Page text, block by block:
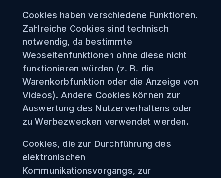
Cookies haben verschiedene Funktionen.
Zahlreiche Cookies sind technisch
notwendig, da bestimmte
Webseitenfunktionen ohne diese nicht
funktionieren würden (z. B. die
Warenkorbfunktion oder die Anzeige von
Videos). Andere Cookies können zur
Auswertung des Nutzerverhaltens oder
zu Werbezwecken verwendet werden.
Cookies, die zur Durchführung des
elektronischen
Kommunikationsvorgangs, zur